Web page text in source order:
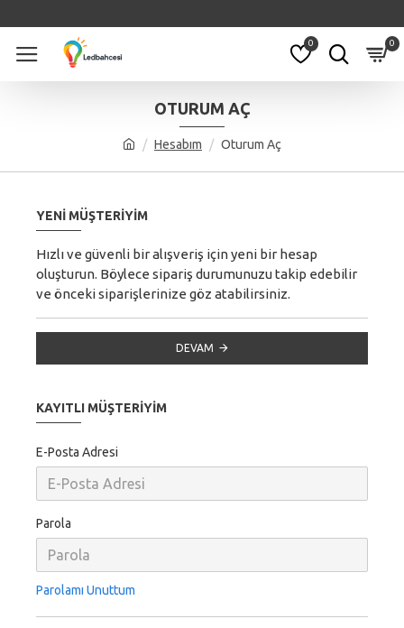
0 0
Hesabım Oturum Aç
OTURUM AÇ
YENI MÜŞTERIYIM
Hızlı ve güvenli bir alışveriş için yeni bir hesap
oluşturun. Böylece sipariş durumunuzu takip edebilir
ve önceki siparişlerinize göz atabilirsiniz.
DEVAM
KAYITLI MÜŞTERIYIM
E-Posta Adresi
Parola
Parolamı Unuttum